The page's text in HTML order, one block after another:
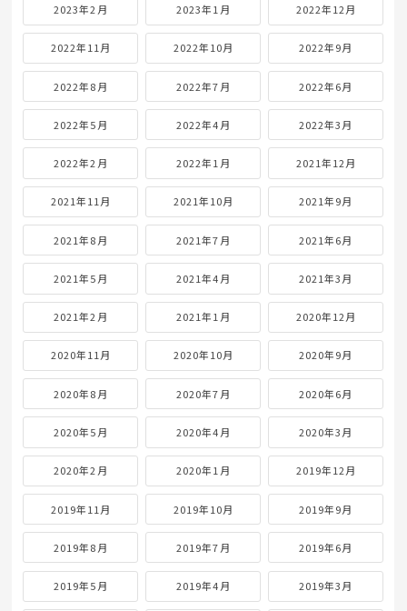
2023年2月 2023年1月 2022年12月
2022年11月 2022年10月 2022年9月
2022年8月 2022年7月 2022年6月
2022年5月 2022年4月 2022年3月
2022年2月 2022年1月 2021年12月
2021年11月 2021年10月 2021年9月
2021年8月 2021年7月 2021年6月
2021年5月 2021年4月 2021年3月
2021年2月 2021年1月 2020年12月
2020年11月 2020年10月 2020年9月
2020年8月 2020年7月 2020年6月
2020年5月 2020年4月 2020年3月
2020年2月 2020年1月 2019年12月
2019年11月 2019年10月 2019年9月
2019年8月 2019年7月 2019年6月
2019年5月 2019年4月 2019年3月